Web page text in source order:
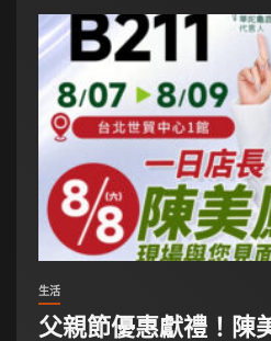
生活
父親節優惠獻禮！陳